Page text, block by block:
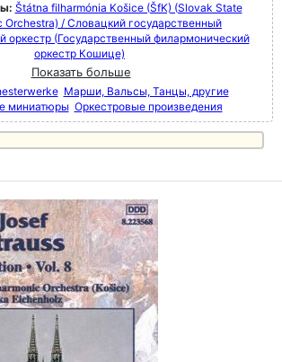
Štátna filharmónia Košice (ŠfK) (Slovak State
Orchestra) / Словацкий государственный
оркестр (Государственный филармонический
оркестр Кошице)
Показать больше
Марши, Вальсы, Танцы, другие
миниатюры Оркестровые произведения